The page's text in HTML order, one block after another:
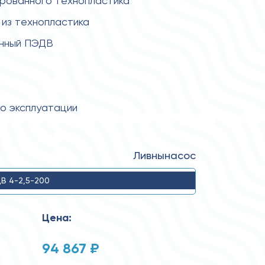
технопластика
ПЭДВ
эксплуатации
Ливнынасос
4-2,5-200
Цена:
94 867 ₽